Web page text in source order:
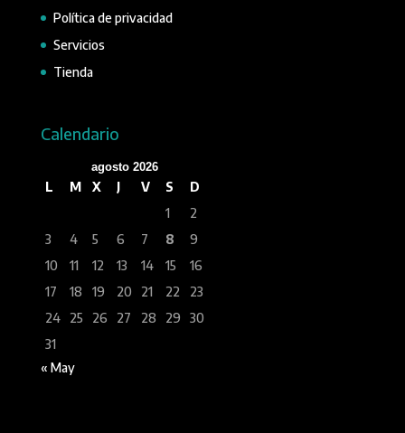
Política de privacidad
Servicios
Tienda
Calendario
agosto 2026
L M X J V S
D
1
2
3
4 5 6 7 8
9
10
11 12 13 14 15
16
17
18 19 20 21 22
23
24
25 26 27 28 29
30
31
« May